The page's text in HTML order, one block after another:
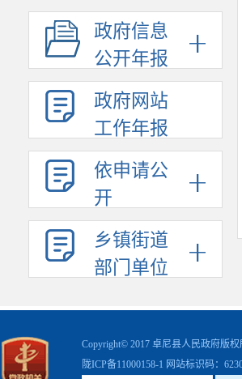
政府信息
公开年报
政府网站
工作年报
依申请公
开
乡镇街道
部门单位
Copyright© 2017 卓尼县人民政府版
陇ICP备11000158-1 网站标识码：